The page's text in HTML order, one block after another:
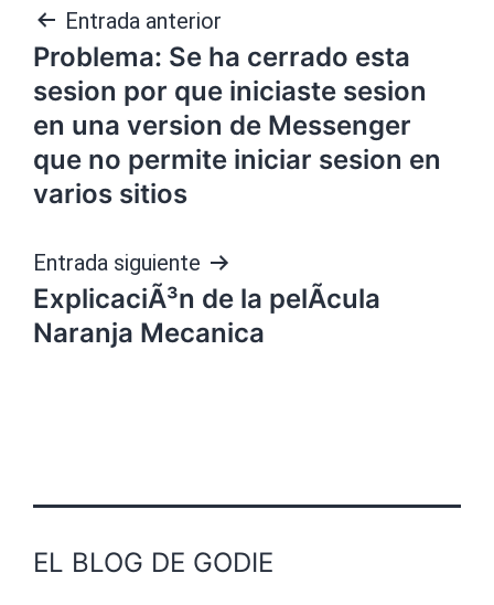
Navegación
de
entradas
Entrada anterior
Problema: Se ha cerrado esta
sesion por que iniciaste sesion
en una version de Messenger
que no permite iniciar sesion en
varios sitios
Entrada siguiente
ExplicaciÃ³n de la pelÃ­cula
Naranja Mecanica
EL BLOG DE GODIE